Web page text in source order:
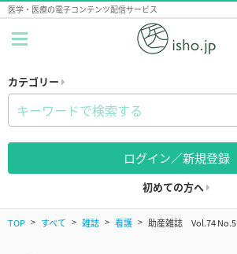
医学・医療の電子コンテンツ配信サービス
カテゴリー
ログイン／新規登録
初めての方へ
TOP すべて 雑誌 看護 助産雑誌 Vol.74 No.5